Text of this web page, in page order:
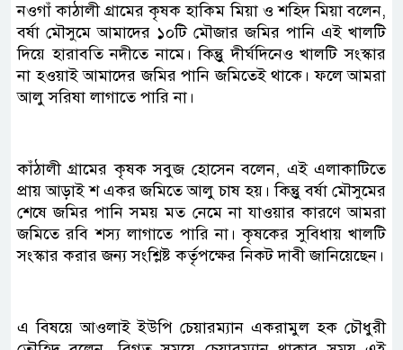
নওগাঁ কাঠালী গ্রামের কৃষক হাকিম মিয়া ও শহিদ মিয়া বলেন,
বর্ষা মৌসুমে আমাদের ১০টি মৌজার জমির পানি এই খালটি
দিয়ে হারাবতি নদীতে নামে। কিন্তুু দীর্ঘদিনেও খালটি সংস্কার
না হওয়াই আমাদের জমির পানি জমিতেই থাকে। ফলে আমরা
আলু সরিষা লাগাতে পারি না।
কাঁঠালী গ্রামের কৃষক সবুজ হোসেন বলেন, এই এলাকাটিতে
প্রায় আড়াই শ একর জমিতে আলু চাষ হয়। কিন্তুু বর্ষা মৌসুমের
শেষে জমির পানি সময় মত নেমে না যাওয়ার কারণে আমরা
জমিতে রবি শস্য লাগাতে পারি না। কৃষকের সুবিধায় খালটি
সংস্কার করার জন্য সংশ্লিষ্ট কর্তৃপক্ষের নিকট দাবী জানিয়েছেন।
এ বিষয়ে আওলাই ইউপি চেয়ারম্যান একরামুল হক চৌধুরী